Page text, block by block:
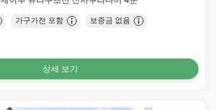
가구가전 포함 보증금 없음
상세 보기